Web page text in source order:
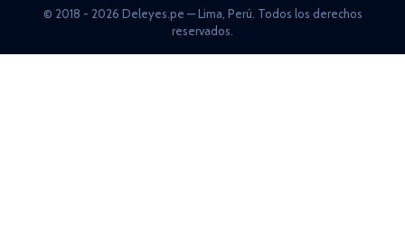
© 2018 - 2026 Deleyes.pe — Lima, Perú. Todos los derechos
reservados.